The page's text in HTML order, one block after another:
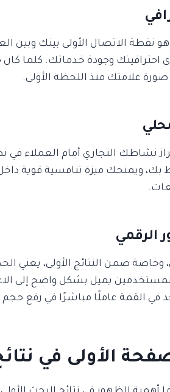
نقطة الاتصال الأولى بينك وبين
وجودة خدماتك. كلما
علامتك منذ اللحظة الأولى.
نشاطك التجاري أمام العملاء
ويمنحك ميزة تنافسية قوية
الرقمي
وخاصة ضمن النتائج الأولى، يعني
يميل بشكل واضح إلى
في القمة عاملًا مباشرًا في رفع حجم
الأولى في